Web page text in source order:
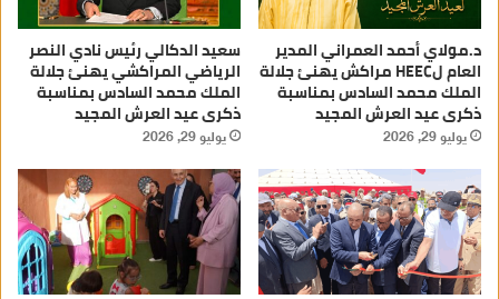
د.مولاي أحمد العمراني المدير
العام لHEEC مراكش يهنئ جلالة
الملك محمد السادس بمناسبة
ذكرى عيد العرش المجيد
يوليو 29, 2026
سعيد الدكالي رئيس نادي النصر
الرياضي المراكشي يهنئ جلالة
الملك محمد السادس بمناسبة
ذكرى عيد العرش المجيد
يوليو 29, 2026